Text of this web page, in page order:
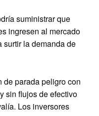
suministrar que
ingresen al mercado
surtir la demanda de
parada peligro con
sin flujos de efectivo
Los inversores